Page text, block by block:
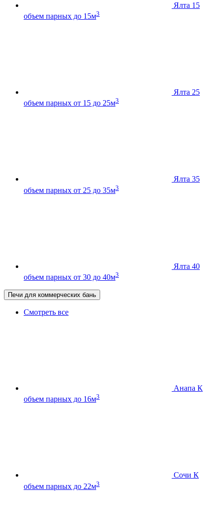
Ялта 15
объем парных до 15м3
Ялта 25
объем парных от 15 до 25м3
Ялта 35
объем парных от 25 до 35м3
Ялта 40
объем парных от 30 до 40м3
Печи для коммерческих бань
Смотреть все
Анапа К
объем парных до 16м3
Сочи К
объем парных до 22м3